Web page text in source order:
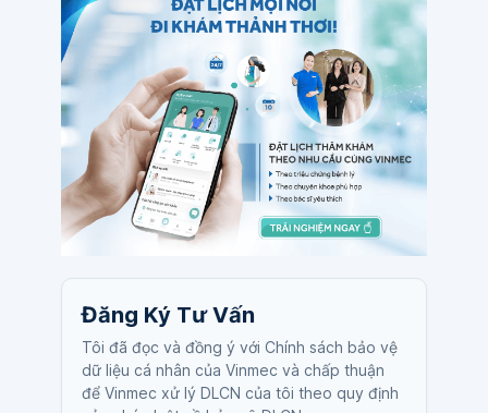
Đăng Ký Tư Vấn
Tôi đã đọc và đồng ý với Chính sách bảo vệ
dữ liệu cá nhân của Vinmec và chấp thuận
để Vinmec xử lý DLCN của tôi theo quy định